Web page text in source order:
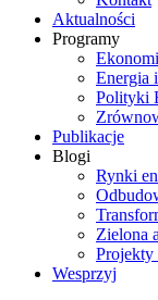
Aktualności
Programy
Energia
Polityki
Publikacje
Blogi
Rynki
Zielona
Projekty
Wesprzyj